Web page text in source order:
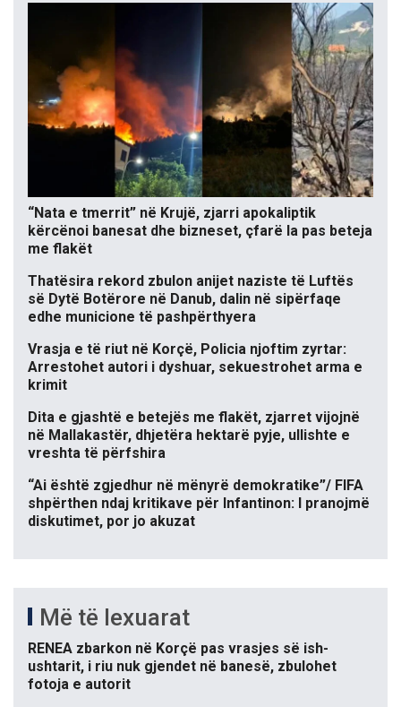
“Nata e tmerrit” në Krujë, zjarri apokaliptik
kërcënoi banesat dhe bizneset, çfarë la pas beteja
me flakët
Thatësira rekord zbulon anijet naziste të Luftës
së Dytë Botërore në Danub, dalin në sipërfaqe
edhe municione të pashpërthyera
Vrasja e të riut në Korçë, Policia njoftim zyrtar:
Arrestohet autori i dyshuar, sekuestrohet arma e
krimit
Dita e gjashtë e betejës me flakët, zjarret vijojnë
në Mallakastër, dhjetëra hektarë pyje, ullishte e
vreshta të përfshira
“Ai është zgjedhur në mënyrë demokratike”/ FIFA
shpërthen ndaj kritikave për Infantinon: I pranojmë
diskutimet, por jo akuzat
Më të lexuarat
RENEA zbarkon në Korçë pas vrasjes së ish-
ushtarit, i riu nuk gjendet në banesë, zbulohet
fotoja e autorit